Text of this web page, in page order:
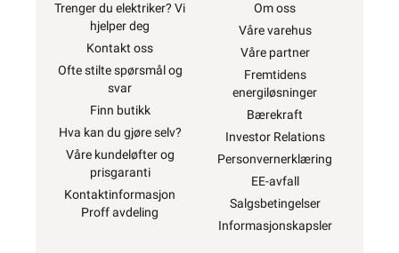
Trenger du elektriker? Vi
hjelper deg
Kontakt oss
Ofte stilte spørsmål og
svar
Finn butikk
Hva kan du gjøre selv?
Våre kundeløfter og
prisgaranti
Kontaktinformasjon
Proff avdeling
Om oss
Våre varehus
Våre partner
Fremtidens
energiløsninger
Bærekraft
Investor Relations
Personvernerklæring
EE-avfall
Salgsbetingelser
Informasjonskapsler